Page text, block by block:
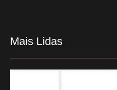
Mais Lidas